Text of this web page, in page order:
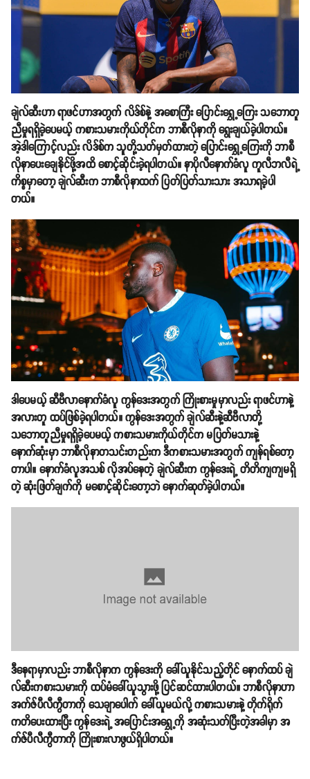
ချဲလ်ဆီးဟာ ရာဖင်ဟာအတွက် လိဒ်စ်နဲ့ အစောကြီး ပြောင်းရွှေ့ကြေး သဘောတူ
ညီမှုရရှိခဲ့ပေမယ့် ကစားသမားကိုယ်တိုင်က ဘာစီလိုနာကို ရွေးချယ်ခဲ့ပါတယ်။
အဲ့ဒါကြောင့်လည်း လိဒ်စ်က သူတို့သတ်မှတ်ထားတဲ့ ပြောင်းရွှေ့ကြေးကို ဘာစီ
လိုနာပေးချေနိုင်ဖို့အထိ စောင့်ဆိုင်းခဲ့ရပါတယ်။ နာပိုလီနောက်ခံလူ ကူလီဘလီရဲ့
ကိစ္စမှာတော့ ချဲလ်ဆီးက ဘာစီလိုနာထက် ပြတ်ပြတ်သားသား အသာရခဲ့ပါ
တယ်။
ဒါပေမယ့် ဆီဗီလာနောက်ခံလူ ကွန်ဒေးအတွက် ကြိုးစားမှုမှာလည်း ရာဖင်ဟာနဲ့
အလားတူ ထပ်ဖြစ်ခဲ့ရပါတယ်။ ကွန်ဒေးအတွက် ချဲလ်ဆီးနဲ့ဆီဗီလာတို့
သဘောတူညီမှုရရှိခဲ့ပေမယ့် ကစားသမားကိုယ်တိုင်က မပြတ်မသားနဲ့
နောက်ဆုံးမှာ ဘာစီလိုနာတသင်းတည်းက ဒီကစားသမားအတွက် ကျန်ရစ်တော့
တာပါ။ နောက်ခံလူအသစ် လိုအပ်နေတဲ့ ချဲလ်ဆီးက ကွန်ဒေးရဲ့ တိတိကျကျမရှိ
တဲ့ ဆုံးဖြတ်ချက်ကို မစောင့်ဆိုင်းတော့ဘဲ နောက်ဆုတ်ခဲ့ပါတယ်။
ဒီနေရာမှာလည်း ဘာစီလိုနာက ကွန်ဒေးကို ခေါ်ယူနိုင်သည့်တိုင် နောက်ထပ် ချဲ
လ်ဆီးကစားသမားကို ထပ်မံခေါ်ယူသွားဖို့ ပြင်ဆင်ထားပါတယ်။ ဘာစီလိုနာဟာ
အက်ဇ်ပီလီကွီတာကို သေချာပေါက် ခေါ်ယူမယ်လို့ ကစားသမားနဲ့ တိုက်ရိုက်
ကတိပေးထားပြီး ကွန်ဒေးရဲ့ အပြောင်းအရွှေ့ကို အဆုံးသတ်ပြီးတဲ့အခါမှာ အ
က်ဇ်ပီလီကွီတာကို ကြိုးစားလာဖွယ်ရှိပါတယ်။